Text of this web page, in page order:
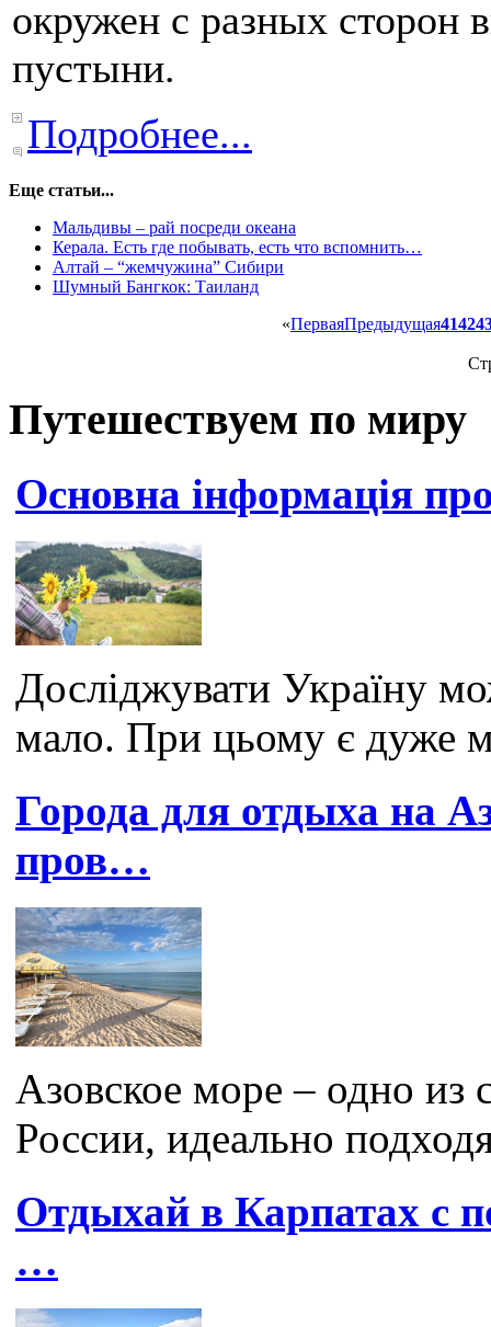
окружен с разных сторон
пустыни.
Подробнее...
Еще статьи...
Мальдивы – рай посреди океана
Керала. Есть где побывать, есть что вспомнить…
Алтай – “жемчужина” Сибири
Шумный Бангкок: Таиланд
«ПерваяПредыдущая4142
Путешествуем по миру
Основна інформація
Досліджувати Україну
мало. При цьому є дуже
Города для отдыха на
пров…
Азовское море – одно
России, идеально
Отдыхай в Карпатах с
…